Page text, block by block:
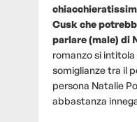
Cusk che
parlare (male) di
romanzo si intitola
somiglianze tra il
persona Natalie
abbastanza